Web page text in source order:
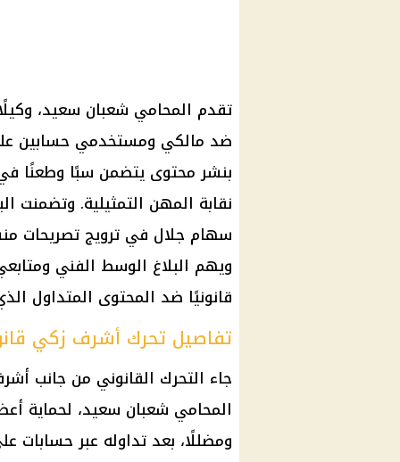
تقدم المحامي شعبان سعيد،
ضد مالكي ومستخدمي حسابين
بنشر محتوى يتضمن سبًا وطعنًا في
نقابة المهن التمثيلية. وتضمنت
سهام جلال في ترويج تصريحات
ويهم البلاغ الوسط الفني
قانونيًا ضد المحتوى المتداول
تفاصيل تحرك أشرف زكي
جاء التحرك القانوني من جانب
المحامي شعبان سعيد، لحماية
ومضللًا، بعد تداوله عبر حسابات